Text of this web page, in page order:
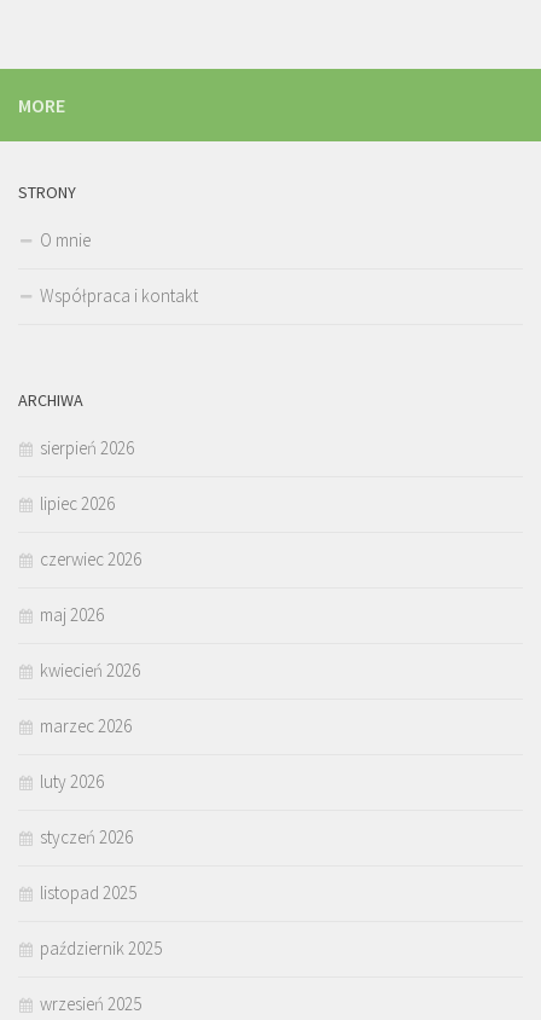
MORE
STRONY
O mnie
Współpraca i kontakt
ARCHIWA
sierpień 2026
lipiec 2026
czerwiec 2026
maj 2026
kwiecień 2026
marzec 2026
luty 2026
styczeń 2026
listopad 2025
październik 2025
wrzesień 2025